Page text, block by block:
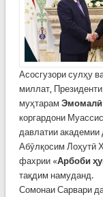
Асосгузори сулҳу
миллат,
муҳтарам Эмомалӣ
коргардони
давлатии
Абӯлқосим Лоҳутӣ
фахрии «Арбоби
тақдим намуданд.
Сомонаи Сарвари